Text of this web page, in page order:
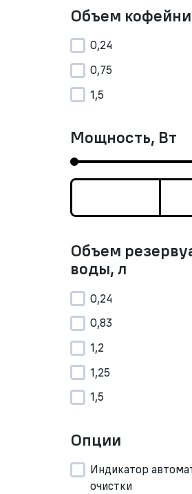
Объем
0,24
0,75
1,5
Мощность, Вт
Объем
воды, л
0,24
0,83
1,2
1,25
1,5
Опции
Индикатор
очистки